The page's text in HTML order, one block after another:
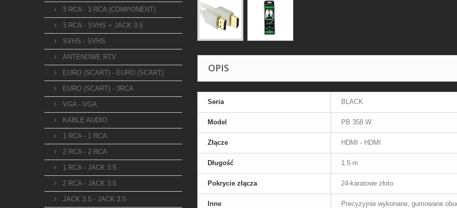
3 RCA - 3 RCA (COMPONENT)
3 RCA - SVHS + JACK 3.5
SVHS - SVHS
ANTENOWE RTV
EURO (SCART) - EURO (SCART)
EURO (SCART) - 3RCA
VGA - VGA
KABLE AUDIO
1 RCA - 1 RCA
2 RCA - 2 RCA
1 RCA - JACK 3.5
2 RCA - JACK 3.5
JACK 3.5 - JACK 3.5
OPIS
Seria BLACK
Model PB 358 W
Złącze HDMI - HDMI
Długość 1.5 m
Pokrycie złącza 24-karatowe złoto
Inne Precyzyjnie wykonane, gumowane